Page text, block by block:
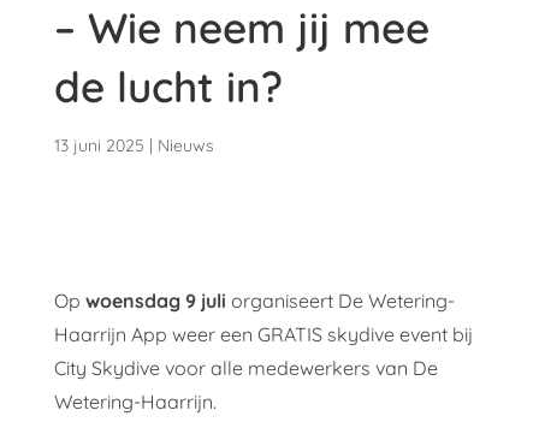
– Wie neem jij mee
de lucht in?
13 juni 2025 Nieuws
Op woensdag 9 juli organiseert De Wetering-
Haarrijn App weer een GRATIS skydive event bij
City Skydive voor alle medewerkers van De
Wetering-Haarrijn.